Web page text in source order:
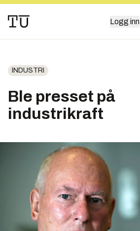
Logg inn
INDUSTRI
Ble presset på
industrikraft